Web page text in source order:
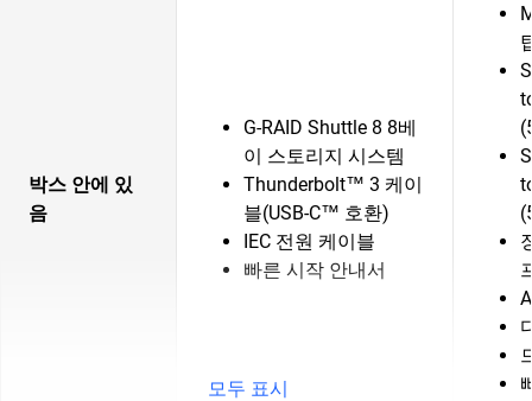
박스 안에 있
음
G-RAID Shuttle 8 8베
이 스토리지 시스템
Thunderbolt™ 3 케이
블(USB-C™ 호환)
IEC 전원 케이블
빠른 시작 안내서
모두 표시